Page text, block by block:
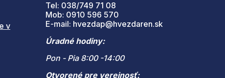
v
Tel: 038/749 71 08
Mob: 0910 596 570
E-mail: hvezdap@hvezdaren.sk
Úradné hodiny:
Pon - Pia 8:00 -14:00
Otvorené pre verejnosť: